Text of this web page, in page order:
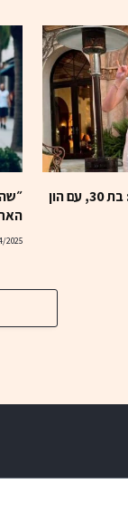
המיליארדרית הצעירה בעולם: בת 30, עם הון
2025